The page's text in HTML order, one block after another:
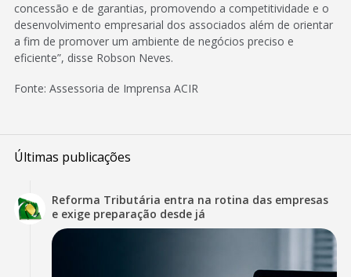
concessão e de garantias, promovendo a competitividade e o
desenvolvimento empresarial dos associados além de orientar
a fim de promover um ambiente de negócios preciso e
eficiente”, disse Robson Neves.
Fonte: Assessoria de Imprensa ACIR
Últimas publicações
Reforma Tributária entra na rotina das empresas
e exige preparação desde já